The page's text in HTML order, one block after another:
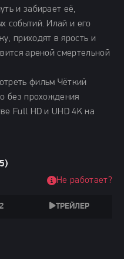
и забирает её,
событий. Илай и его
приходят в ярость и
ареной смертельной
фильм Чёткий
без прохождения
Full HD и UHD 4K на
ТРЕЙЛЕР
Не работает?